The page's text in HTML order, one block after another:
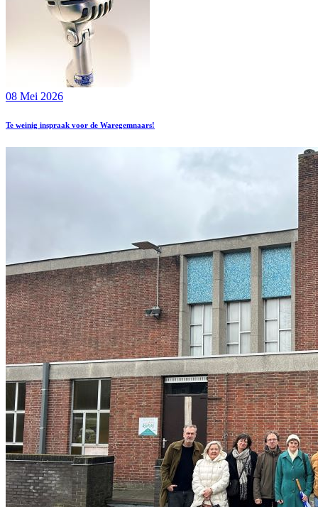
08 Mei 2026
Te weinig inspraak voor de Waregemnaars!